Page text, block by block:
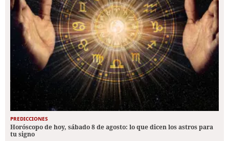
PREDICCIONES
Horóscopo de hoy, sábado 8 de agosto: lo que dicen los astros para
tu signo